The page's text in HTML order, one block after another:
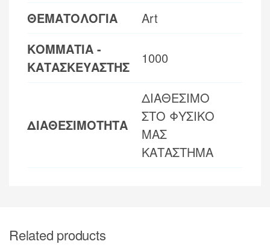
ΘΕΜΑΤΟΛΟΓΙΑ
Art
ΚΟΜΜΑΤΙΑ -
ΚΑΤΑΣΚΕΥΑΣΤΗΣ
1000
ΔΙΑΘΕΣΙΜΟΤΗΤΑ
ΔΙΑΘΕΣΙΜΟ
ΣΤΟ ΦΥΣΙΚΟ
ΜΑΣ
ΚΑΤΑΣΤΗΜΑ
Related products